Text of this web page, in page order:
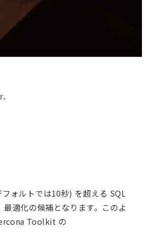
ォルトでは10秒) を超える SQL
適化の候補となります。このよ
Toolkit の